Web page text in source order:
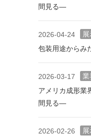
間見る―
2026-04-24
包装用途からみ
2026-03-17
業
アメリカ成形業
間見る―
2026-02-26